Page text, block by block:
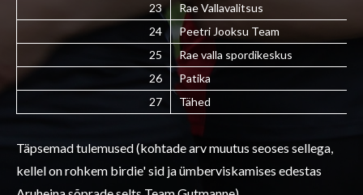
23
Rae Vallavalitsus
24
Peetri Jooksu Team
25
Rae valla spordikeskus
26
Patika
27
Tähed
Täpsemad tulemused (kohtade arv muutus seoses sellega,
kellel on rohkem birdie' sid ja ümberviskamises edestas